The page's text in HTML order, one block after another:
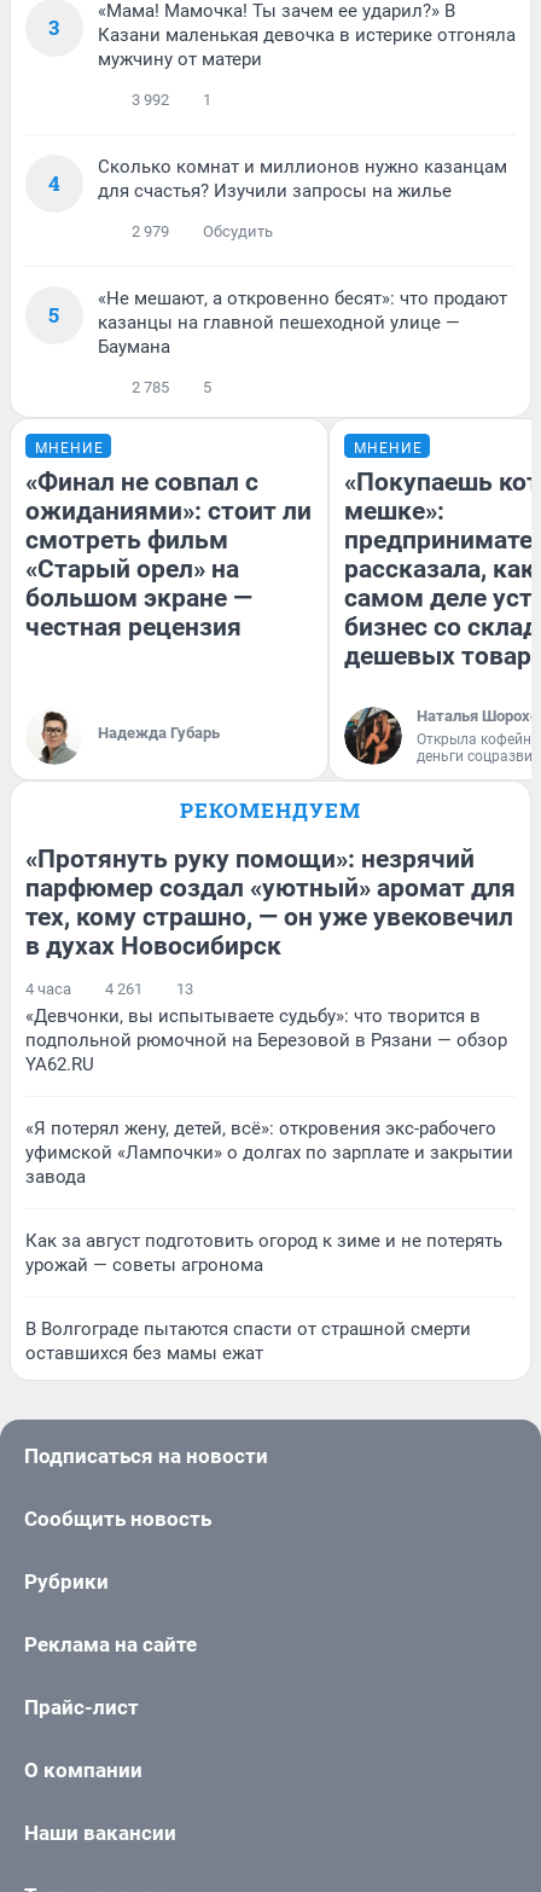
3
«Мама! Мамочка! Ты зачем ее ударил?» В
Казани маленькая девочка в истерике отгоняла
мужчину от матери
3 992 1
4
Сколько комнат и миллионов нужно казанцам
для счастья? Изучили запросы на жилье
2 979 Обсудить
5
«Не мешают, а откровенно бесят»: что продают
казанцы на главной пешеходной улице —
Баумана
2 785 5
МНЕНИЕ
«Финал не совпал с
ожиданиями»: стоит ли
смотреть фильм
«Старый орел» на
большом экране —
честная рецензия
Надежда Губарь
МНЕНИЕ
«Покупаешь
мешке»:
рассказала, как
самом деле
бизнес со
дешевых
Наталья
Открыла
деньги
РЕКОМЕНДУЕМ
«Протянуть руку помощи»: незрячий
парфюмер создал «уютный» аромат для
тех, кому страшно, — он уже увековечил
в духах Новосибирск
4 часа 4 261 13
«Девчонки, вы испытываете судьбу»: что творится в
подпольной рюмочной на Березовой в Рязани — обзор
YA62.RU
«Я потерял жену, детей, всё»: откровения экс-рабочего
уфимской «Лампочки» о долгах по зарплате и закрытии
завода
Как за август подготовить огород к зиме и не потерять
урожай — советы агронома
В Волгограде пытаются спасти от страшной смерти
оставшихся без мамы ежат
Подписаться на новости
Сообщить новость
Рубрики
Реклама на сайте
Прайс-лист
О компании
Наши вакансии